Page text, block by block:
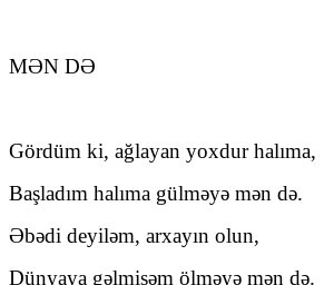
MƏN DƏ
Gördüm ki, ağlayan yoxdur halıma,
Başladım halıma gülməyə mən də.
Əbədi deyiləm, arxayın olun,
Dünyaya gəlmişəm ölməyə mən də.